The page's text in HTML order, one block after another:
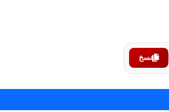
نسخ